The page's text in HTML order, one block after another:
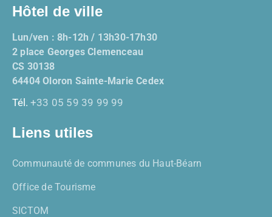
Hôtel de ville
Lun/ven : 8h-12h / 13h30-17h30
2 place Georges Clemenceau
CS 30138
64404 Oloron Sainte-Marie Cedex
Tél. +33 05 59 39 99 99
Liens utiles
Communauté de communes du Haut-Béarn
Office de Tourisme
SICTOM